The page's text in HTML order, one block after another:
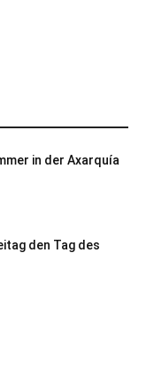
in der Axarquía
den Tag des